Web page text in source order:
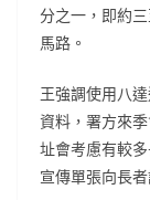
分之一，即約
馬路。
王強調使用八
資料，署方來
址會考慮有較
宣傳單張向長